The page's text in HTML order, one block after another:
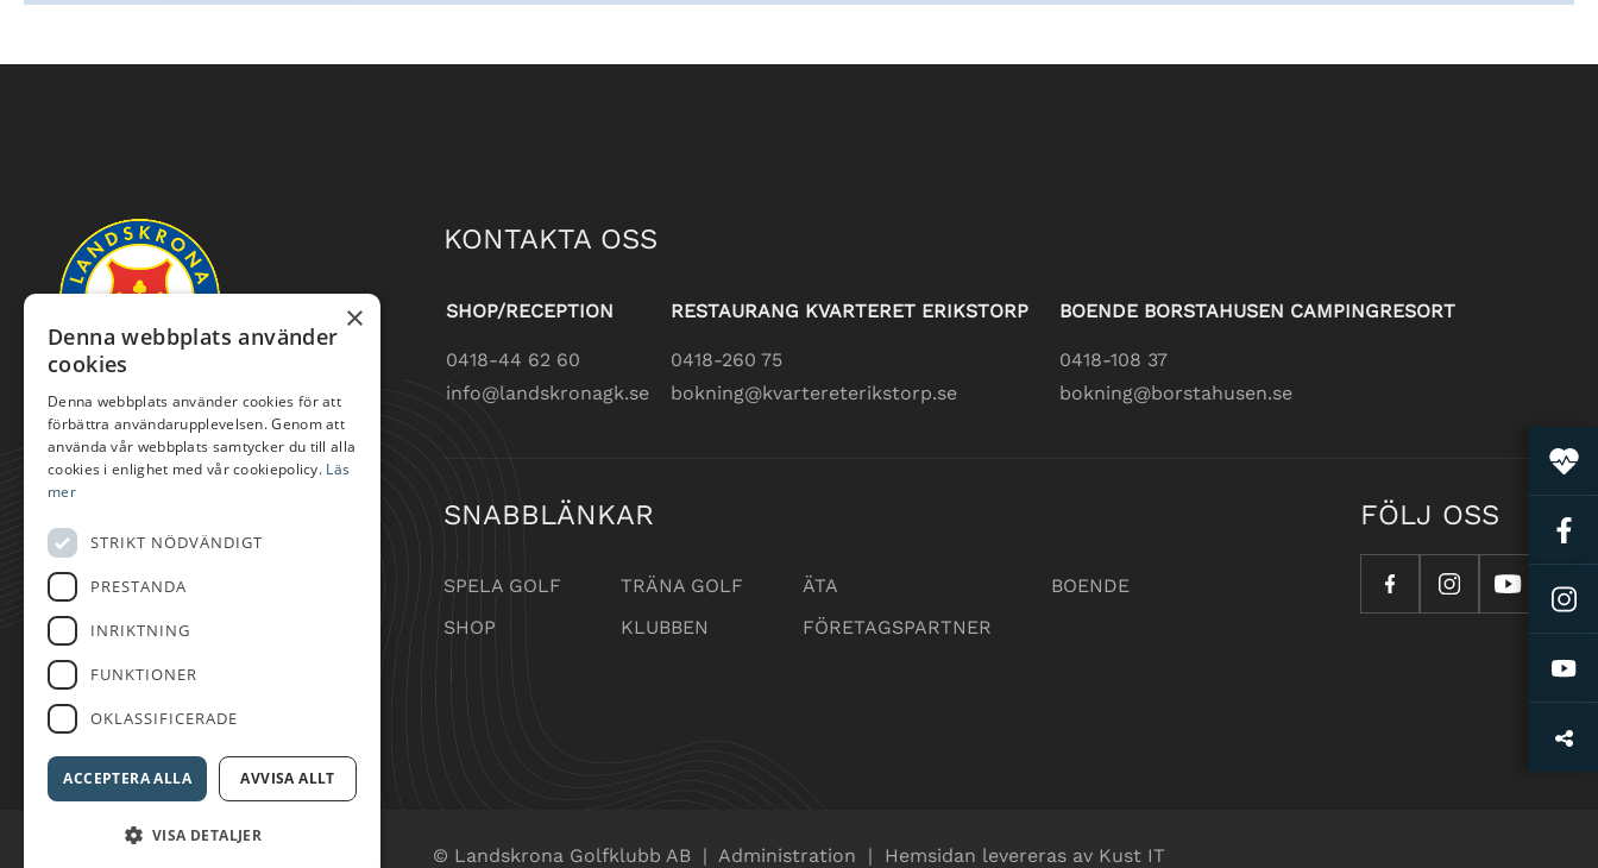
KONTAKTA OSS
SHOP/RECEPTION
0418-44 62 60
info@landskronagk.se
RESTAURANG KVARTERET ERIKSTORP
0418-260 75
bokning@kvartereterikstorp.se
BOENDE BORSTAHUSEN CAMPINGRESORT
0418-108 37
bokning@borstahusen.se
SNABBLÄNKAR
SPELA GOLF TRÄNA GOLF ÄTA
BOENDE
SHOP
KLUBBEN FÖRETAGSPARTNER
FÖLJ OSS
© Landskrona Golfklubb AB | Administration | Hemsidan levereras av Kust IT
×
Denna webbplats använder
cookies
Denna webbplats använder cookies för att
förbättra användarupplevelsen. Genom att
använda vår webbplats samtycker du till alla
cookies i enlighet med vår cookiepolicy. Läs
mer
STRIKT NÖDVÄNDIGT
PRESTANDA
INRIKTNING
FUNKTIONER
OKLASSIFICERADE
ACCEPTERA ALLA AVVISA ALLT
VISA DETALJER